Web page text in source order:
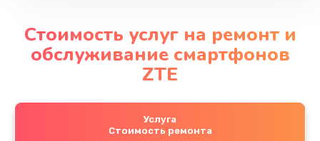
Стоимость услуг на ремонт и
обслуживание смартфонов
ZTE
Услуга
Стоимость ремонта